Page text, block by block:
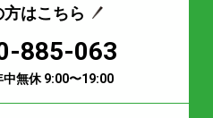
はこちら
885-063
中無休 9:00〜19:00